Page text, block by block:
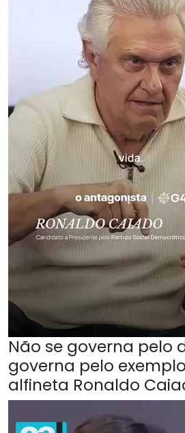
Não se governa pelo
governa pelo
alfineta Ronaldo